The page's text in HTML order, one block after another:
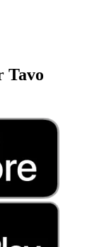
Tavo